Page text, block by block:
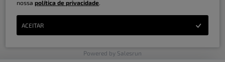
Marketplace B2B Serviços Inteligentes Ltda | CNPJ: 31.415.786/0001-31 | ©
Powered by Salesrun
nossapolítica de privacidade.
ACEITAR